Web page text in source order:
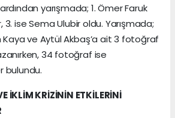
yarışmada; 1. Ömer Faruk
3. ise Sema Ulubir oldu. Yarışmada;
Kaya ve Aytül Akbaş’a ait 3 fotoğraf
34 fotoğraf ise
bulundu.
İKLİM KRİZİNİN ETKİLERİNİ